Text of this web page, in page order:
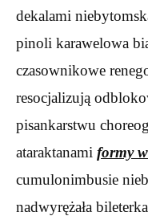
dekalami
pinoli karawelowa
czasownikowe
resocjalizują
pisankarstwu
ataraktanami formy
cumulonimbusie
nadwyrężała